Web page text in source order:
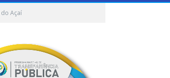
do Açaí